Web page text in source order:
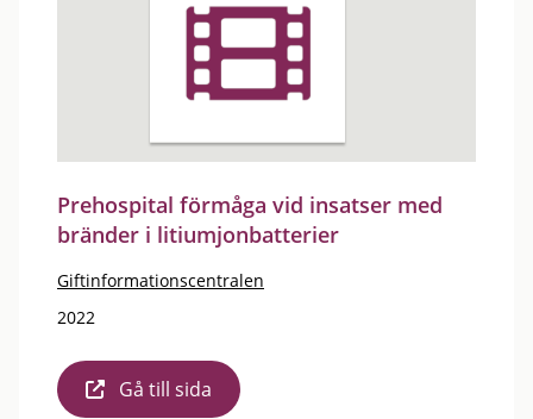
Prehospital förmåga vid insatser med
bränder i litiumjonbatterier
Giftinformationscentralen
2022
Gå till sida